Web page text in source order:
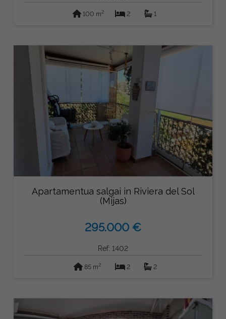
100 m2 2 1
Apartamentua salgai in Riviera del Sol
(Mijas)
295.000 €
Ref: 1402
85 m2 2 2